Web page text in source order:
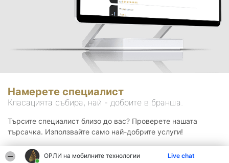
ОРЛИ на мобилните технологии Live chat
Намерете специалист
Класацията събира, най - добрите в бранша.
Търсите специалист близо до вас? Проверете нашата
търсачка. Използвайте само най-добрите услуги!